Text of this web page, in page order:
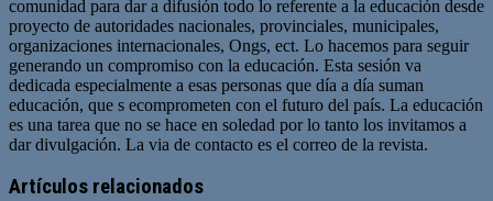
comunidad para dar a difusión todo lo referente a la educación desde
proyecto de autoridades nacionales, provinciales, municipales,
organizaciones internacionales, Ongs, ect. Lo hacemos para seguir
generando un compromiso con la educación. Esta sesión va
dedicada especialmente a esas personas que día a día suman
educación, que s ecomprometen con el futuro del país. La educación
es una tarea que no se hace en soledad por lo tanto los invitamos a
dar divulgación. La via de contacto es el correo de la revista.
web
Artículos relacionados